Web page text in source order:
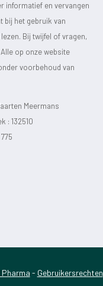
informatief en vervangen
bij het gebruik van
Bij twijfel of vragen,
op onze website
voorbehoud van
Meermans
: 132510
Pharma - Gebruikersrechten